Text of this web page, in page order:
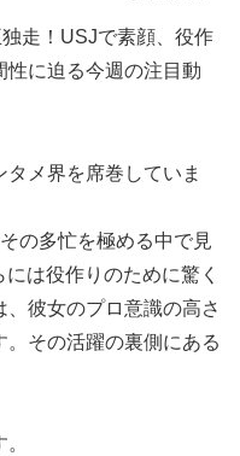
走！USJで素顔、役作
性に迫る今週の注目動
メ界を席巻していま
の多忙を極める中で見
は役作りのために驚く
彼女のプロ意識の高さ
その活躍の裏側にある